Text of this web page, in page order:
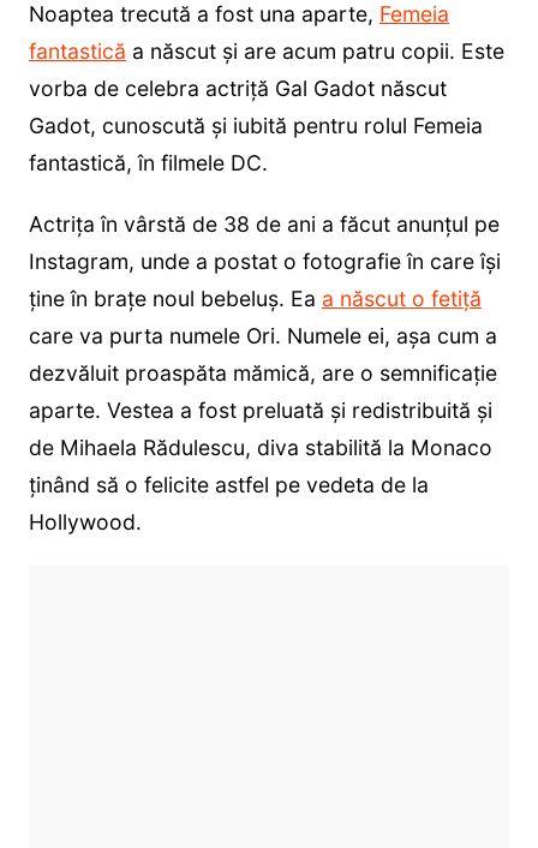
Noaptea trecută a fost una aparte, Femeia
fantastică a născut și are acum patru copii. Este
vorba de celebra actriță Gal Gadot născut
Gadot, cunoscută și iubită pentru rolul Femeia
fantastică, în filmele DC.
Actrița în vârstă de 38 de ani a făcut anunțul pe
Instagram, unde a postat o fotografie în care își
ține în brațe noul bebeluș. Ea a născut o fetiță
care va purta numele Ori. Numele ei, așa cum a
dezvăluit proaspăta mămică, are o semnificație
aparte. Vestea a fost preluată și redistribuită și
de Mihaela Rădulescu, diva stabilită la Monaco
ținând să o felicite astfel pe vedeta de la
Hollywood.